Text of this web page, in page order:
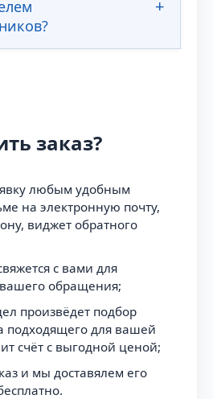
заказ?
любым удобным
на электронную почту,
виджет обратного
с вами для
обращения;
произвёдет подбор
подходящего для вашей
счёт с выгодной ценой;
и мы доставялем его